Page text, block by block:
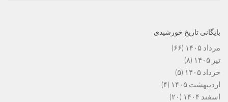
بایگانی تاریخ خورشیدی
مرداد ۱۴۰۵
(۶۶)
تیر ۱۴۰۵
(۸)
خرداد ۱۴۰۵
(۵)
اردیبهشت ۱۴۰۵
(۴)
اسفند ۱۴۰۴
(۲۰)